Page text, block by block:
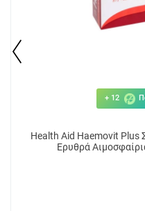
+ 12
Health Aid Haemovit Plus
Ερυθρά